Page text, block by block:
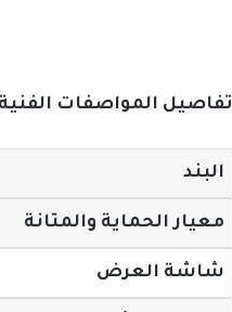
تفاصيل المواصفات
البند
معيار الحماية والمتانة
شاشة العرض